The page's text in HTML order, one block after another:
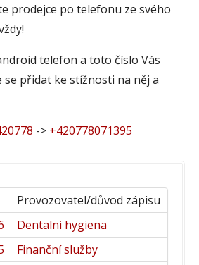
prodejce po telefonu ze svého
telefon a toto číslo Vás
přidat ke stížnosti na něj a
-> +420778071395
Provozovatel/důvod zápisu
Dentalni hygiena
Finanční služby